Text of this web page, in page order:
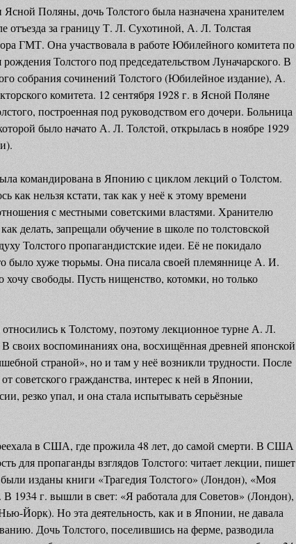
Поляны, дочь Толстого была назначена хранителем
отъезда за границу Т. Л. Сухотиной, А. Л. Толстая
ГМТ. Она участвовала в работе Юбилейного комитета по
Толстого под председательством Луначарского. В
собрания сочинений Толстого (Юбилейное издание), А.
комитета. 12 сентября 1928 г. в Ясной Поляне
построенная под руководством его дочери. Больница
было начато А. Л. Толстой, открылась в ноябре 1929
командирована в Японию с циклом лекций о Толстом.
как нельзя кстати, так как у неё к этому времени
с местными советскими властями. Хранителю
делать, запрещали обучение в школе по толстовской
Толстого пропагандистские идеи. Её не покидало
было хуже тюрьмы. Она писала своей племяннице А. И.
свободы. Пусть нищенство, котомки, но только
к Толстому, поэтому лекционное турне А. Л.
своих воспоминаниях она, восхищённая древней японской
страной», но и там у неё возникли трудности. После
советского гражданства, интерес к ней в Японии,
резко упал, и она стала испытывать серьёзные
в США, где прожила 48 лет, до самой смерти. В США
для пропаганды взглядов Толстого: читает лекции, пишет
изданы книги «Трагедия Толстого» (Лондон), «Моя
1934 г. вышли в свет: «Я работала для Советов» (Лондон),
Йорк). Но эта деятельность, как и в Японии, не давала
Дочь Толстого, поселившись на ферме, разводила